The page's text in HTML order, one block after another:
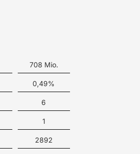
708 Mio.
0,49%
6
1
2892